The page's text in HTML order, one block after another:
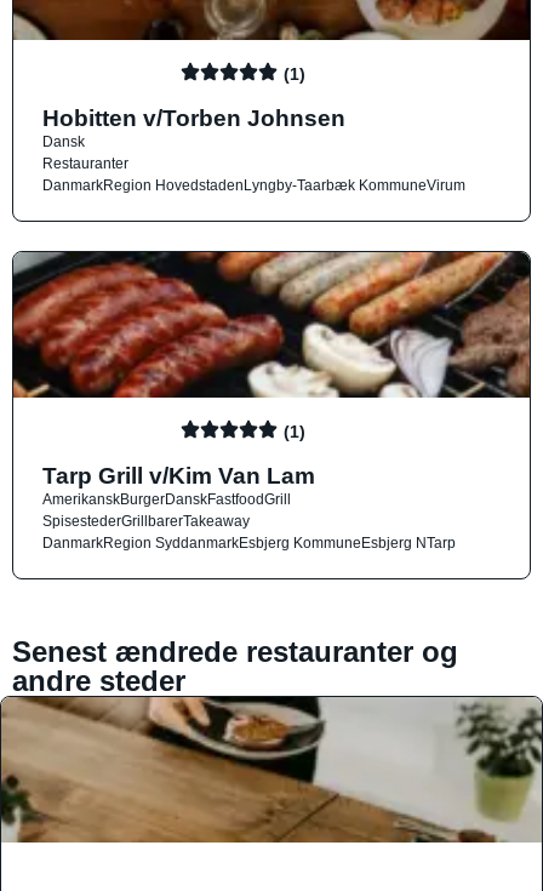
(1)
Hobitten v/Torben Johnsen
Dansk
Restauranter
DanmarkRegion HovedstadenLyngby-Taarbæk KommuneVirum
(1)
Tarp Grill v/Kim Van Lam
AmerikanskBurgerDanskFastfoodGrill
SpisestederGrillbarerTakeaway
DanmarkRegion SyddanmarkEsbjerg KommuneEsbjerg NTarp
Senest ændrede restauranter og
andre steder